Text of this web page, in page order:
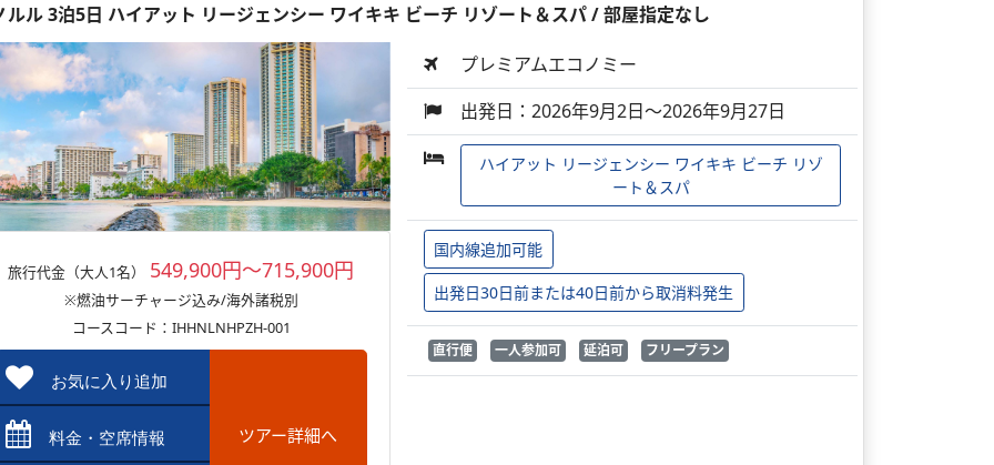
ルル 3泊5日 ハイアット リージェンシー ワイキキ ビーチ リゾート＆スパ / 部屋指定なし
旅行代金（大人1名） 549,900円～715,900円
※燃油サーチャージ込み/海外諸税別
コースコード：IHHNLNHPZH-001
お気に入り追加
料金・空席情報 ツアー詳細へ
プレミアムエコノミー
出発日：2026年9月2日～2026年9月27日
ハイアット リージェンシー ワイキキ ビーチ リゾ
ート＆スパ
国内線追加可能
出発日30日前または40日前から取消料発生
直行便 一人参加可 延泊可 フリープラン